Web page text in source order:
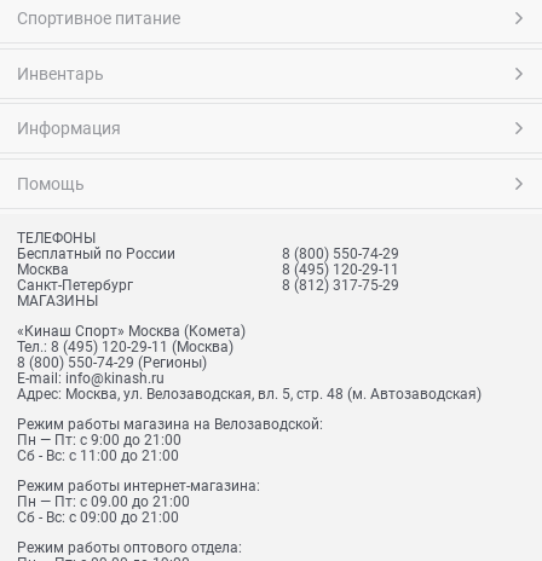
Спортивное питание
Инвентарь
Информация
Помощь
ТЕЛЕФОНЫ
Бесплатный по России
8 (800) 550-74-29
Москва
8 (495) 120-29-11
Санкт-Петербург
8 (812) 317-75-29
МАГАЗИНЫ
«Кинаш Спорт» Москва (Комета)
Тел.: 8 (495) 120-29-11 (Москва)
8 (800) 550-74-29 (Регионы)
E-mail: info@kinash.ru
Адрес: Москва, ул. Велозаводская, вл. 5, стр. 48 (м. Автозаводская)
Режим работы магазина на Велозаводской:
Пн — Пт: с 9:00 до 21:00
Сб - Вс: с 11:00 до 21:00
Режим работы интернет-магазина:
Пн — Пт: с 09.00 до 21:00
Сб - Вс: с 09:00 до 21:00
Режим работы оптового отдела: